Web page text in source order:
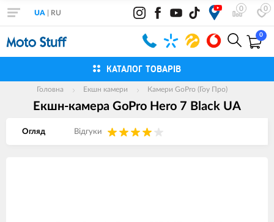
0 0
UA RU
0
КАТАЛОГ ТОВАРІВ
Головна Екшн камери Камери GoPro (Гоу Про)
Екшн-камера GoPro Hero 7 Black UA
Огляд Вiдгуки